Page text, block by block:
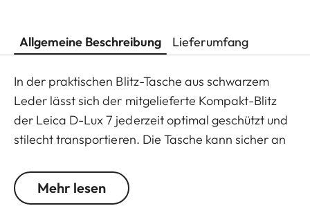
Allgemeine Beschreibung Lieferumfang
In der praktischen Blitz-Tasche aus schwarzem
Leder lässt sich der mitgelieferte Kompakt-Blitz
der Leica D-Lux 7 jederzeit optimal geschützt und
stilecht transportieren. Die Tasche kann sicher an
Mehr lesen